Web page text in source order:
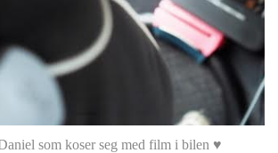
som koser seg med film i bilen ♥